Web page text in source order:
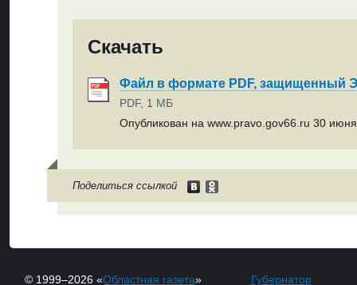
Скачать
Файл в формате PDF, защищенный
PDF, 1 МБ
Опубликован на www.pravo.gov66.ru 30 июня
Поделиться ссылкой
© 1999–2026 «Областная газета»
Губернатор